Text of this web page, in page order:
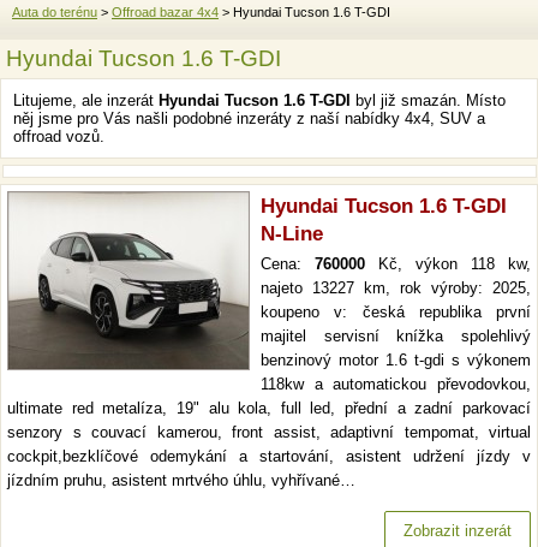
Auta do terénu > Offroad bazar 4x4 > Hyundai Tucson 1.6 T-GDI
Hyundai Tucson 1.6 T-GDI
Litujeme, ale inzerát Hyundai Tucson 1.6 T-GDI
byl již smazán. Místo
něj jsme pro Vás našli podobné inzeráty z naší nabídky 4x4, SUV a
offroad vozů.
Hyundai Tucson 1.6 T-GDI
N-Line
Cena: 760000 Kč, výkon 118 kw,
najeto 13227 km, rok výroby: 2025,
koupeno v: česká republika první
majitel servisní knížka spolehlivý
benzinový motor 1.6 t-gdi s výkonem
118kw a automatickou převodovkou,
ultimate red metalíza, 19" alu kola, full led, přední a zadní parkovací
senzory s couvací kamerou, front assist, adaptivní tempomat, virtual
cockpit,bezklíčové odemykání a startování, asistent udržení jízdy v
jízdním pruhu, asistent mrtvého úhlu, vyhřívané…
Zobrazit inzerát